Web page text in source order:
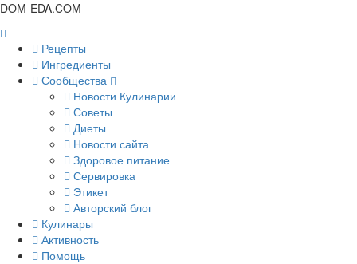
DOM-EDA.COM
Рецепты
Ингредиенты
Сообщества
Новости Кулинарии
Советы
Диеты
Новости сайта
Здоровое питание
Сервировка
Этикет
Авторский блог
Кулинары
Активность
Помощь